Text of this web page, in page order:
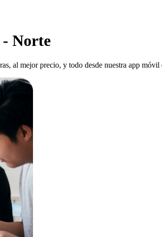
- Norte
al mejor precio, y todo desde nuestra app